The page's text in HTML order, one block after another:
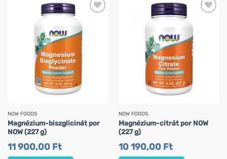
NOW FOODS
Magnézium-biszglicinát por
NOW (227 g)
11 900,00 Ft
NOW FOODS
Magnézium-citrát por NOW
(227 g)
10 190,00 Ft